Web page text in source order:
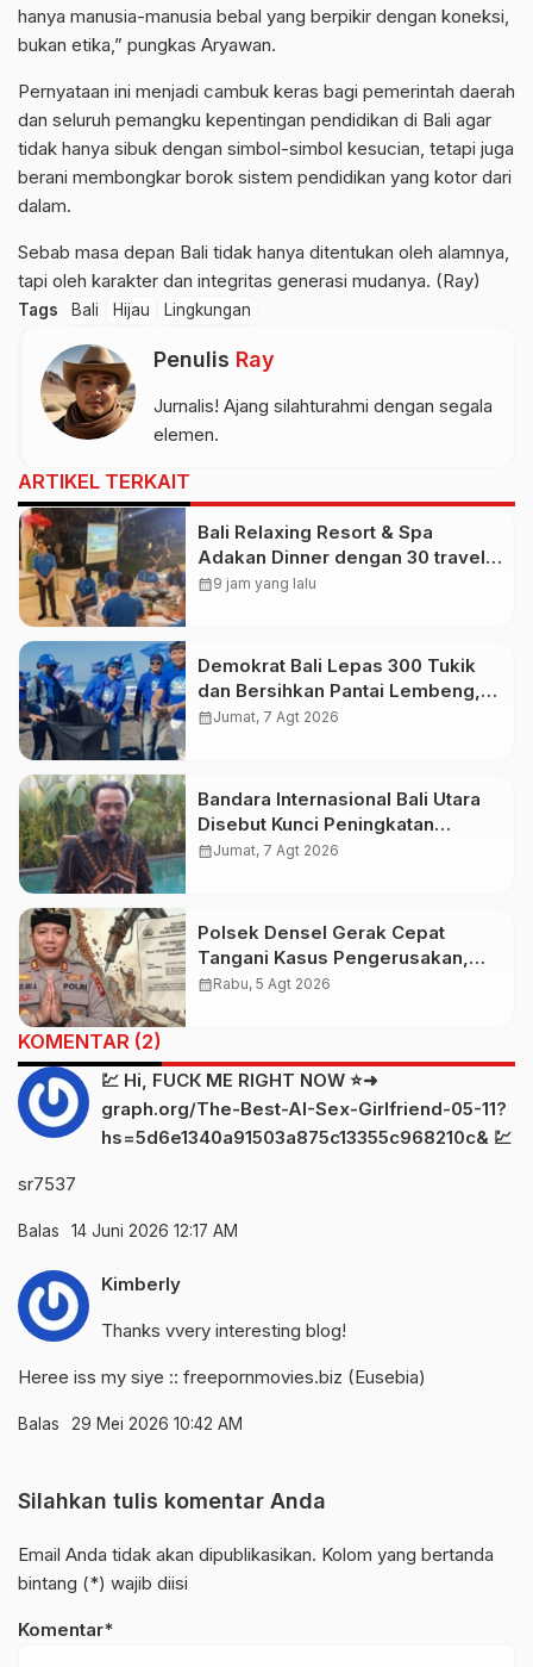
hanya manusia-manusia bebal yang berpikir dengan koneksi,
bukan etika,” pungkas Aryawan.
Pernyataan ini menjadi cambuk keras bagi pemerintah daerah
dan seluruh pemangku kepentingan pendidikan di Bali agar
tidak hanya sibuk dengan simbol-simbol kesucian, tetapi juga
berani membongkar borok sistem pendidikan yang kotor dari
dalam.
Sebab masa depan Bali tidak hanya ditentukan oleh alamnya,
tapi oleh karakter dan integritas generasi mudanya. (Ray)
Tags Bali Hijau Lingkungan
Penulis Ray
Jurnalis! Ajang silahturahmi dengan segala
elemen.
ARTIKEL TERKAIT
Bali Relaxing Resort & Spa
Adakan Dinner dengan 30 travel
Agent Hongkong, Vinsen Sebut
calendar_month9 jam yang lalu
Demokrat Bali Lepas 300 Tukik
dan Bersihkan Pantai Lembeng,
Perkuat Gerakan Langit Biru
calendar_monthJumat, 7 Agt 2026
Bandara Internasional Bali Utara
Disebut Kunci Peningkatan
Pariwisata Indonesia Timur dan
calendar_monthJumat, 7 Agt 2026
Polsek Densel Gerak Cepat
Tangani Kasus Pengerusakan,
Kapolsek: Kami Sudah Koordinasi
calendar_monthRabu, 5 Agt 2026
KOMENTAR (2)
💹 Hi, FUСК ME RIGHT NOW ⭐➜
graph.org/The-Best-AI-Sex-Girlfriend-05-11?
hs=5d6e1340a91503a875c13355c968210c& 💹
sr7537
Balas 14 Juni 2026 12:17 AM
Kimberly
Thanks vvery interesting blog!
Heree iss my siye :: freepornmovies.biz (Eusebia)
Balas 29 Mei 2026 10:42 AM
Silahkan tulis komentar Anda
Email Anda tidak akan dipublikasikan. Kolom yang bertanda
bintang (*) wajib diisi
Komentar*